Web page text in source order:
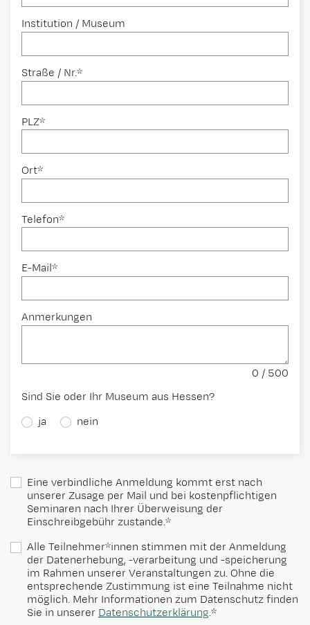
Institution / Museum
Straße / Nr.*
PLZ*
Ort*
Telefon*
E-Mail*
Anmerkungen
0 / 500
Sind Sie oder Ihr Museum aus Hessen?
ja
nein
Eine verbindliche Anmeldung kommt erst nach
unserer Zusage per Mail und bei kostenpflichtigen
Seminaren nach Ihrer Überweisung der
Einschreibgebühr zustande.*
Alle Teilnehmer*innen stimmen mit der Anmeldung
der Datenerhebung, -verarbeitung und -speicherung
im Rahmen unserer Veranstaltungen zu. Ohne die
entsprechende Zustimmung ist eine Teilnahme nicht
möglich. Mehr Informationen zum Datenschutz finden
Sie in unserer Datenschutzerklärung.*